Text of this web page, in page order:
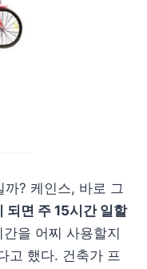
? 케인스, 바로 그
면 주 15시간 일할
을 어찌 사용할지
고 했다. 건축가 프